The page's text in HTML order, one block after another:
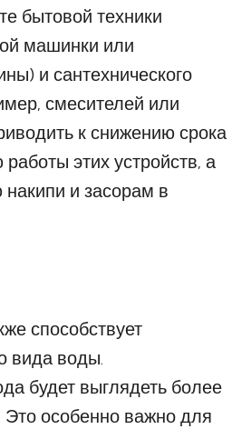
бытовой техники
машинки или
и сантехнического
смесителей или
к снижению срока
этих устройств, а
и засорам в
способствует
вида воды.
будет выглядеть более
Это особенно важно для